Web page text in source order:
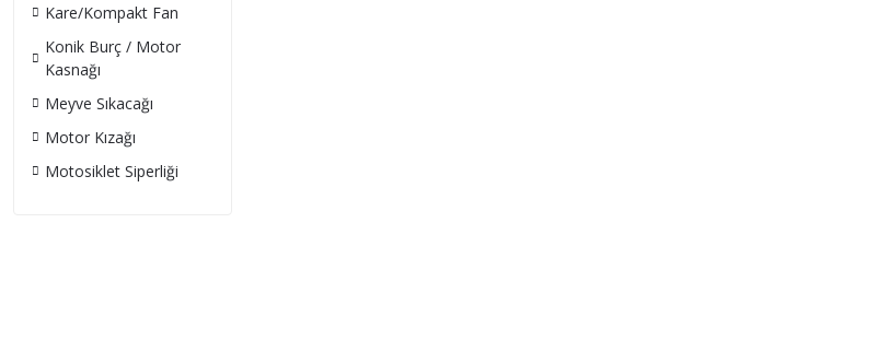
Kare/Kompakt Fan
Konik Burç / Motor
Kasnağı
Meyve Sıkacağı
Motor Kızağı
Motosiklet Siperliği